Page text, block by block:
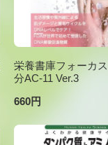
栄養書庫フォーカ
分AC-11 Ver.3
660円